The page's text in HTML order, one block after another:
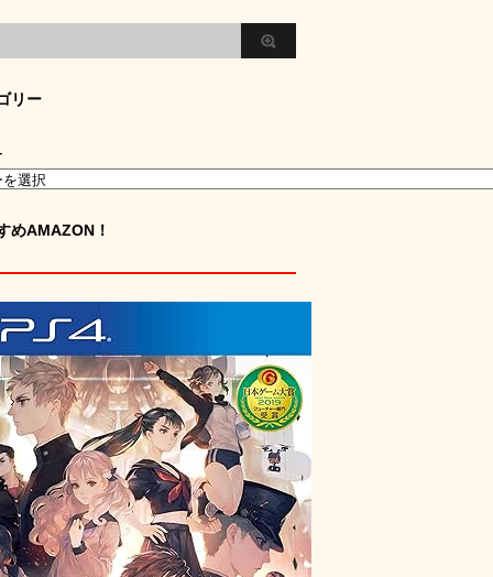
リー
めAMAZON！